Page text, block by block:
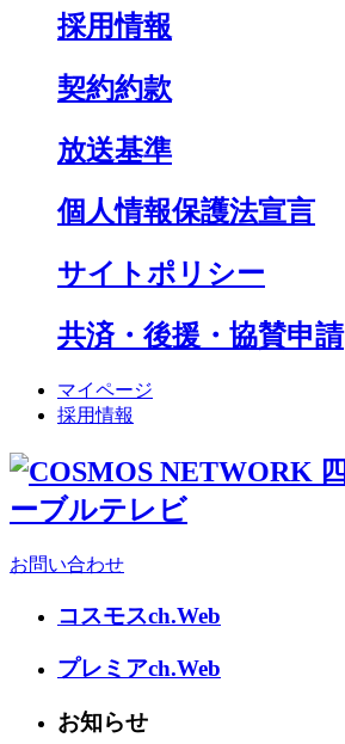
採用情報
契約約款
放送基準
個人情報保護法宣言
サイトポリシー
共済・後援・協賛申請
マイページ
採用情報
お問い合わせ
コスモスch.Web
プレミアch.Web
お知らせ